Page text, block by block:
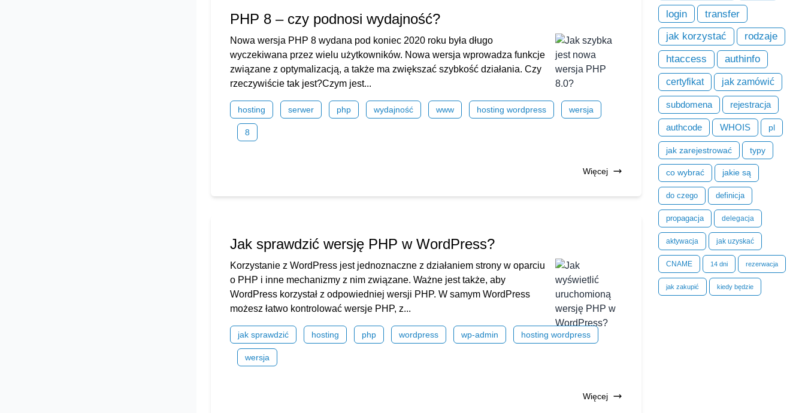
PHP 8 – czy podnosi wydajność?
Nowa wersja PHP 8 wydana pod koniec 2020 roku była długo
wyczekiwana przez wielu użytkowników. Nowa wersja wprowadza funkcje
związane z optymalizacją, a także ma zwiększać szybkość działania. Czy
rzeczywiście tak jest?Czym jest...
hosting serwer php wydajność www hosting wordpress wersja
8
Więcej
Jak sprawdzić wersję PHP w WordPress?
Korzystanie z WordPress jest jednoznaczne z działaniem strony w oparciu
o PHP i inne mechanizmy z nim związane. Ważne jest także, aby
WordPress korzystał z odpowiedniej wersji PHP. W samym WordPress
możesz łatwo kontrolować wersje PHP, z...
jak sprawdzić hosting php wordpress wp-admin hosting wordpress
wersja
Więcej
login
transfer
jak korzystać
rodzaje
htaccess
authinfo
certyfikat jak zamówić
subdomena rejestracja
authcode WHOIS pl
jak zarejestrować typy
co wybrać jakie są
do czego definicja
propagacja delegacja
aktywacja jak uzyskać
CNAME 14 dni rezerwacja
jak zakupić kiedy będzie